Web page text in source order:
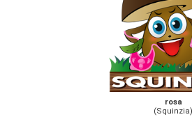
rosa
(Squinzia)